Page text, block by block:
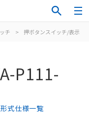
チ > 押ボタンスイッチ/表示灯
P111-
式仕様一覧